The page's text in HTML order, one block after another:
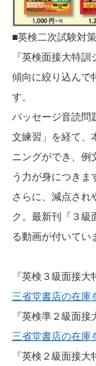
■英検二次試験対
『英検面接大特
傾向に絞り込んで
す。
パッセージ音読問
文練習」を経て、
ニングができ、例
う力が身につきま
さらに、減点され
ク。最新刊『３級
る動画が付いてい
『英検３級面接
三省堂書店の在庫
『英検準２級面
三省堂書店の在庫
『英検２級面接